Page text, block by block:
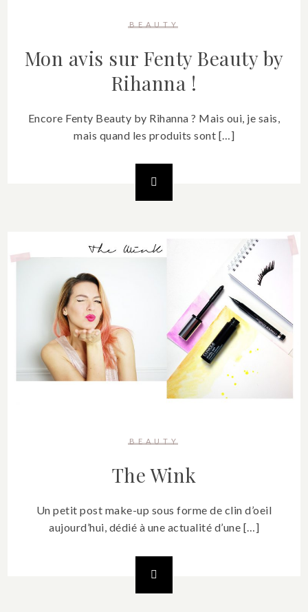
BEAUTY
Mon avis sur Fenty Beauty by
Rihanna !
Encore Fenty Beauty by Rihanna ? Mais oui, je sais,
mais quand les produits sont […]
BEAUTY
The Wink
Un petit post make-up sous forme de clin d’oeil
aujourd’hui, dédié à une actualité d’une […]